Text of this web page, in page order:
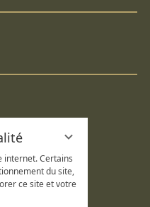
internet. Certains
du site,
ce site et votre